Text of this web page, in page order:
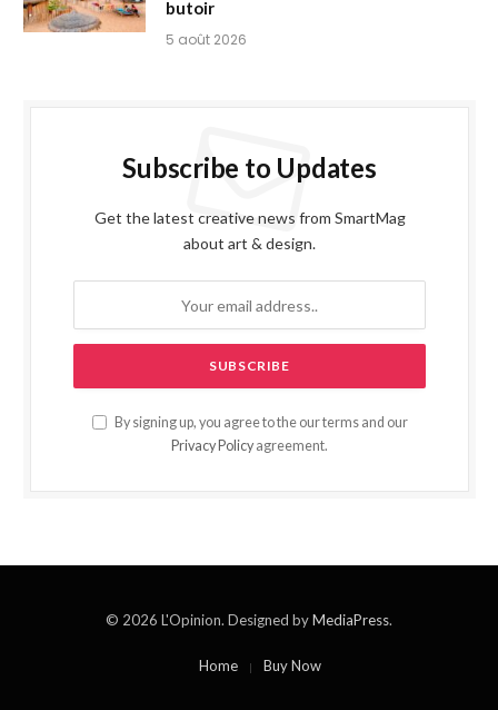
butoir
5 août 2026
Subscribe to Updates
Get the latest creative news from SmartMag
about art & design.
By signing up, you agree to the our terms and our
Privacy Policy agreement.
© 2026 L'Opinion. Designed byMediaPress.
Home Buy Now